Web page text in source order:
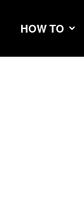
HOW TO